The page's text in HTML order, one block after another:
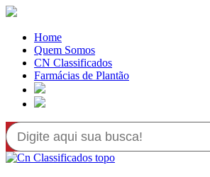
Home
Quem Somos
CN Classificados
Farmácias de Plantão